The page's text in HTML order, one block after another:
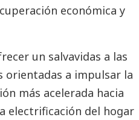
económica y
un salvavidas a las
orientadas a impulsar la
más acelerada hacia
electrificación del hogar